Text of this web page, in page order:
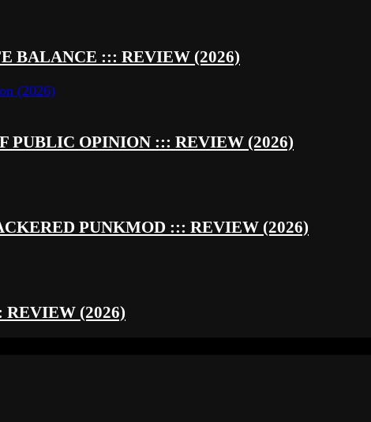
BALANCE ::: REVIEW (2026)
PUBLIC OPINION ::: REVIEW (2026)
PUNKMOD ::: REVIEW (2026)
REVIEW (2026)